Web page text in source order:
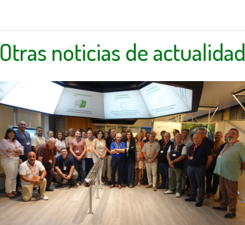
Otras noticias de actualidad